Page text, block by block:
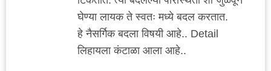
घेण्या लायक ते स्वतः मध्ये बदल करतात.
हे नैसर्गिक बदला विषयी आहे.. Detail
लिहायला कंटाळा आला आहे..